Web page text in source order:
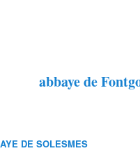
abbaye de
DE SOLESMES